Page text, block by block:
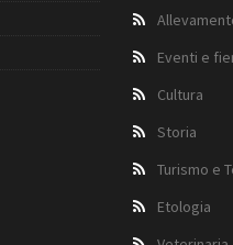
Eventi e
Cultura
Storia
Turismo e
Etologia